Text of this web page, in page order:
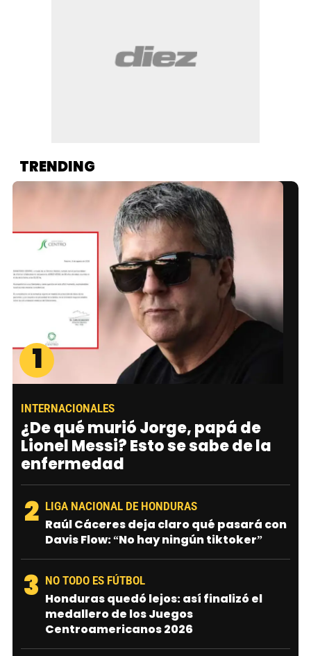
TRENDING
1
INTERNACIONALES
¿De qué murió Jorge, papá de
Lionel Messi? Esto se sabe de la
enfermedad
2 LIGA NACIONAL DE HONDURAS
Raúl Cáceres deja claro qué pasará con
Davis Flow: “No hay ningún tiktoker”
3 NO TODO ES FÚTBOL
Honduras quedó lejos: así finalizó el
medallero de los Juegos
Centroamericanos 2026